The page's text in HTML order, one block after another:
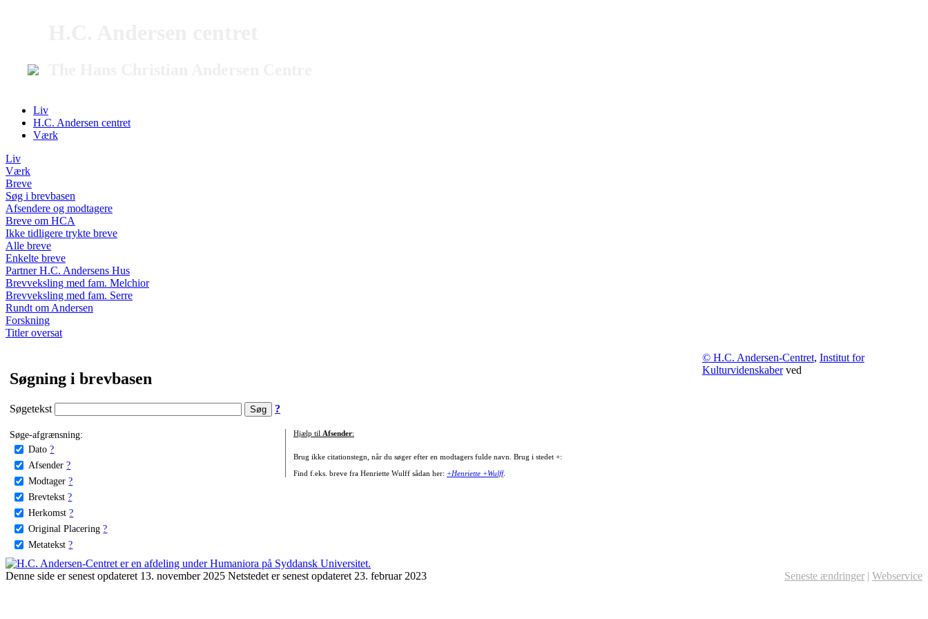
Liv
H.C. Andersen centret
Værk
Liv
Værk
Breve
Søg i brevbasen
Afsendere og modtagere
Breve om HCA
Ikke tidligere trykte breve
Alle breve
Enkelte breve
Partner H.C. Andersens Hus
Brevveksling med fam. Melchior
Brevveksling med fam. Serre
Rundt om Andersen
Forskning
Titler oversat
Søgning i brevbasen
Søgetekst ?
Søge-afgrænsning:
Dato ?
Afsender ?
Modtager ?
Brevtekst ?
Herkomst ?
Original Placering ?
Metatekst ?
Hjælp til Afsender:
Brug ikke citationstegn, når du søger efter en modtagers fulde navn. Brug i stedet +:
Find f.eks. breve fra Henriette Wulff sådan her: +Henriette +Wulff.
© H.C. Andersen-Centret, Institut for
Kulturvidenskaberved
Denne side er senest opdateret 13. november 2025 Netstedet er senest opdateret 23. februar 2023 Seneste ændringer | Webservice